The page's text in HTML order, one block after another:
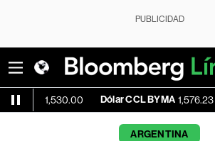
PUBLICIDAD
Dólar CCL BYMA 1,576.23 BTC/
ARGENTINA